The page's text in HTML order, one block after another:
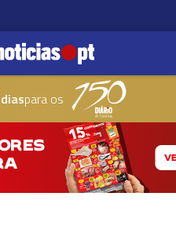
para os